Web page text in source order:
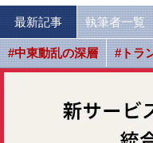
最新記事 執筆者一覧
#中東動乱の深層 #トラ